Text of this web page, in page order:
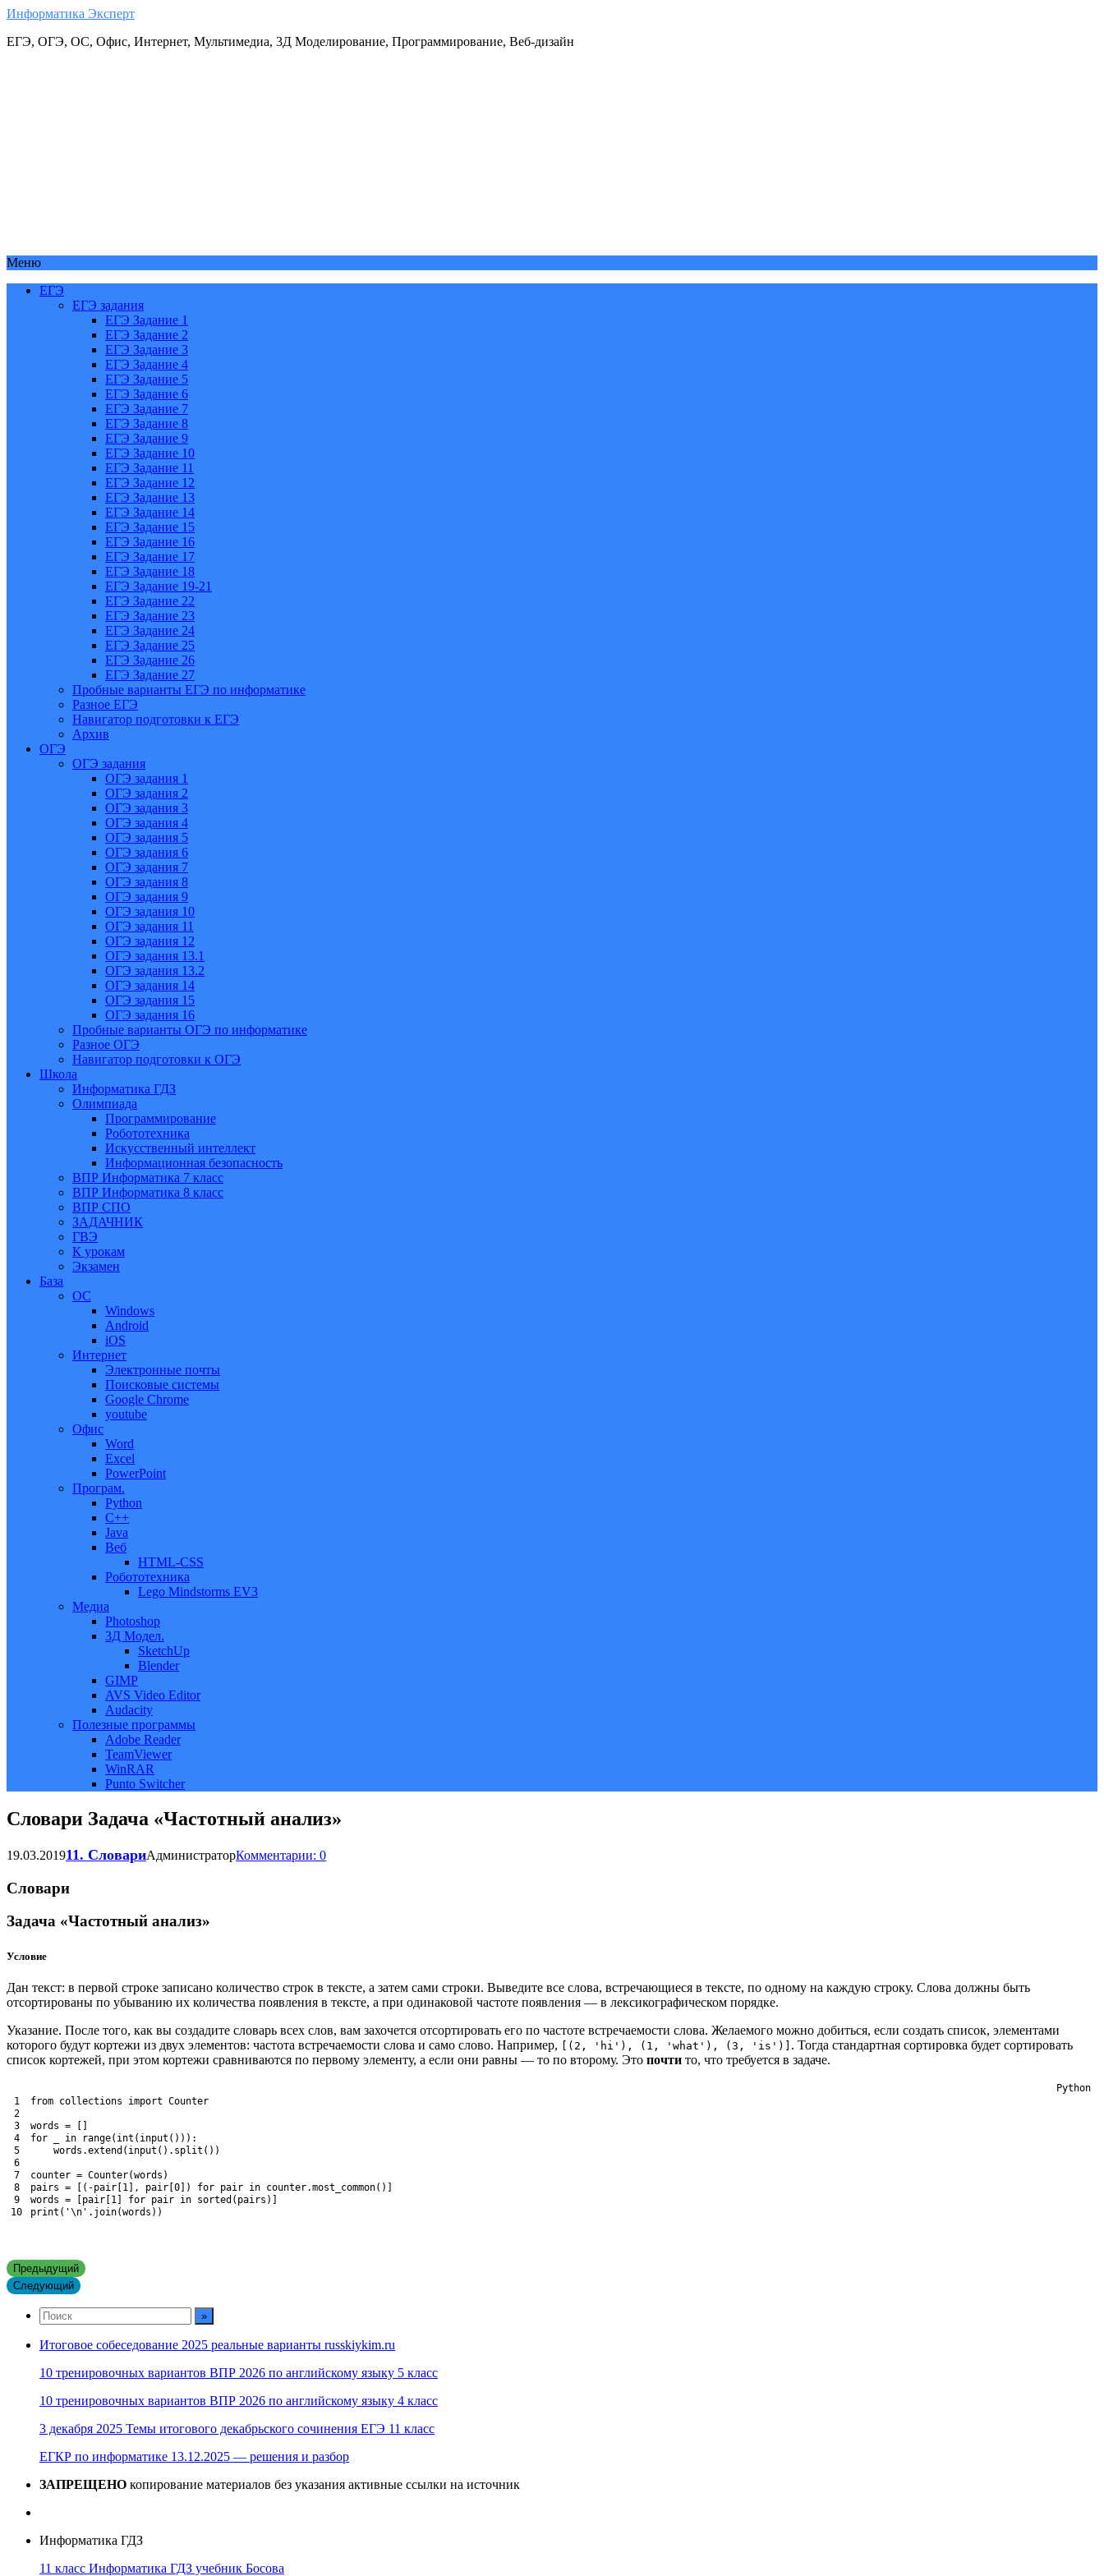
Информатика Эксперт
ЕГЭ, ОГЭ, ОС, Офис, Интернет, Мультимедиа, 3Д Моделирование, Программирование, Веб-дизайн
Меню
ЕГЭ
ЕГЭ задания
ЕГЭ Задание 1
ЕГЭ Задание 2
ЕГЭ Задание 3
ЕГЭ Задание 4
ЕГЭ Задание 5
ЕГЭ Задание 6
ЕГЭ Задание 7
ЕГЭ Задание 8
ЕГЭ Задание 9
ЕГЭ Задание 10
ЕГЭ Задание 11
ЕГЭ Задание 12
ЕГЭ Задание 13
ЕГЭ Задание 14
ЕГЭ Задание 15
ЕГЭ Задание 16
ЕГЭ Задание 17
ЕГЭ Задание 18
ЕГЭ Задание 19-21
ЕГЭ Задание 22
ЕГЭ Задание 23
ЕГЭ Задание 24
ЕГЭ Задание 25
ЕГЭ Задание 26
ЕГЭ Задание 27
Пробные варианты ЕГЭ по информатике
Разное ЕГЭ
Навигатор подготовки к ЕГЭ
Архив
ОГЭ
ОГЭ задания
ОГЭ задания 1
ОГЭ задания 2
ОГЭ задания 3
ОГЭ задания 4
ОГЭ задания 5
ОГЭ задания 6
ОГЭ задания 7
ОГЭ задания 8
ОГЭ задания 9
ОГЭ задания 10
ОГЭ задания 11
ОГЭ задания 12
ОГЭ задания 13.1
ОГЭ задания 13.2
ОГЭ задания 14
ОГЭ задания 15
ОГЭ задания 16
Пробные варианты ОГЭ по информатике
Разное ОГЭ
Навигатор подготовки к ОГЭ
Школа
Информатика ГДЗ
Олимпиада
Программирование
Робототехника
Искусственный интеллект
Информационная безопасность
ВПР Информатика 7 класс
ВПР Информатика 8 класс
ВПР СПО
ЗАДАЧНИК
ГВЭ
К урокам
Экзамен
База
ОС
Windows
Android
iOS
Интернет
Электронные почты
Поисковые системы
Google Chrome
youtube
Офис
Word
Excel
PowerPoint
Програм.
Python
C++
Java
Веб
HTML-CSS
Робототехника
Lego Mindstorms EV3
Медиа
Photoshop
3Д Модел.
SketchUp
Blender
GIMP
AVS Video Editor
Audacity
Полезные программы
Adobe Reader
TeamViewer
WinRAR
Punto Switcher
Словари Задача «Частотный анализ»
19.03.201911. СловариАдминистраторКомментарии: 0
Словари
Задача «Частотный анализ»
Условие
Дан текст: в первой строке записано количество строк в тексте, а затем сами строки. Выведите все слова, встречающиеся в тексте, по одному на каждую строку. Слова должны быть
отсортированы по убыванию их количества появления в тексте, а при одинаковой частоте появления — в лексикографическом порядке.
Указание. После того, как вы создадите словарь всех слов, вам захочется отсортировать его по частоте встречаемости слова. Желаемого можно добиться, если создать список, элементами
которого будут кортежи из двух элементов: частота встречаемости слова и само слово. Например,
[(2, 'hi'), (1, 'what'), (3, 'is')] . Тогда стандартная сортировка будет сортировать
список кортежей, при этом кортежи сравниваются по первому элементу, а если они равны — то по второму. Это почти то, что требуется в задаче.
Python
1
2
3
4
5
6
7
8
9
10
from collections import Counter
words = [ ]
for
in range( int ( input ( ) ) ) :
words .extend ( input ( ) . split ( ) )
counter = Counter(words )
pairs = [ ( -pair [1 ] , pair [0] ) for pair in counter.most_common( ) ]
words = [pair [1 ] for pair in sorted ( pairs ) ]
print ( '\n' . join(words ) )
Предыдущий
Следующий
Итоговое собеседование 2025 реальные варианты russkiykim.ru
10 тренировочных вариантов ВПР 2026 по английскому языку 5 класс
10 тренировочных вариантов ВПР 2026 по английскому языку 4 класс
3 декабря 2025 Темы итогового декабрьского сочинения ЕГЭ 11 класс
ЕГКР по информатике 13.12.2025 — решения и разбор
ЗАПРЕЩЕНО копирование материалов без указания активные ссылки на источник
Информатика ГДЗ
11 класс Информатика ГДЗ учебник Босова